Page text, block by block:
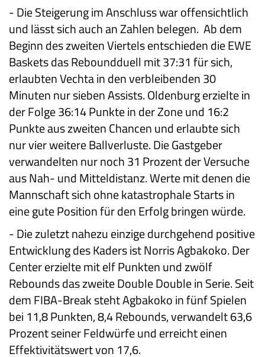
-Die Steigerung im Anschluss war offensichtlich
und lässt sich auch an Zahlen belegen. Ab dem
Beginn des zweiten Viertels entschieden die EWE
Baskets das Reboundduell mit 37:31 für sich,
erlaubten Vechta in den verbleibenden 30
Minuten nur sieben Assists. Oldenburg erzielte in
der Folge 36:14 Punkte in der Zone und 16:2
Punkte aus zweiten Chancen und erlaubte sich
nur vier weitere Ballverluste. Die Gastgeber
verwandelten nur noch 31 Prozent der Versuche
aus Nah- und Mitteldistanz. Werte mit denen die
Mannschaft sich ohne katastrophale Starts in
eine gute Position für den Erfolg bringen würde.
-Die zuletzt nahezu einzige durchgehend positive
Entwicklung des Kaders ist Norris Agbakoko. Der
Center erzielte mit elf Punkten und zwölf
Rebounds das zweite Double Double in Serie. Seit
dem FIBA-Break steht Agbakoko in fünf Spielen
bei 11,8 Punkten, 8,4 Rebounds, verwandelt 63,6
Prozent seiner Feldwürfe und erreicht einen
Effektivitätswert von 17,6.